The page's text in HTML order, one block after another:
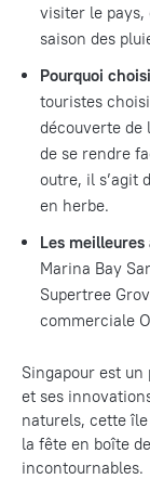
visiter le pays,
saison des
Pourquoi
touristes
découverte de
de se rendre
outre, il s’agit
en herbe.
Les
Marina Bay
Supertree
commerciale
Singapour est
et ses
naturels, cette
la fête en boîte
incontournables.